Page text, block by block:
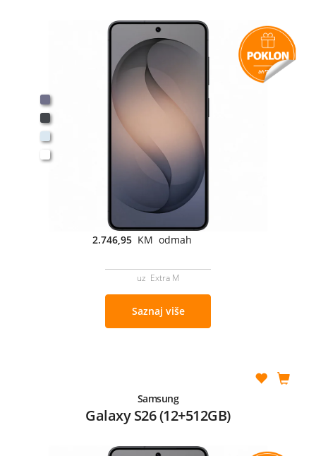
2.746,95 KM odmah
uz Extra M
Saznaj više
Samsung
Galaxy S26 (12+512GB)